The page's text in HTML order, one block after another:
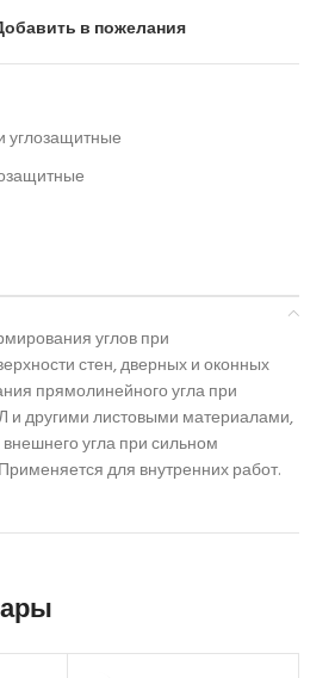
в пожелания
углов при
стен, дверных и оконных
прямолинейного угла при
и другими листовыми материалами,
угла при сильном
для внутренних работ.